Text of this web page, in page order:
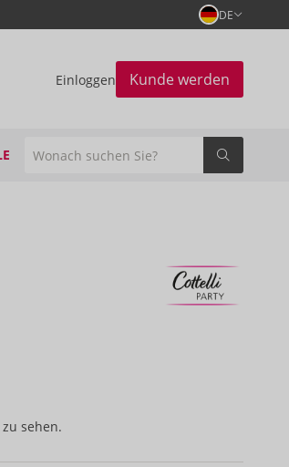
DE
Einloggen Kunde werden
sehen.